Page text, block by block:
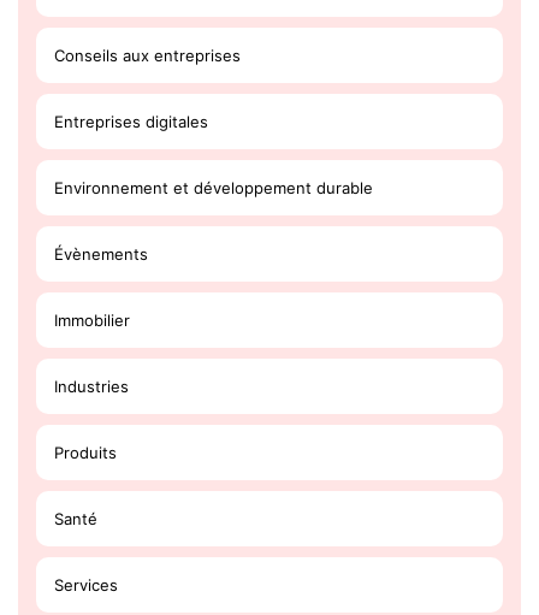
Conseils aux entreprises
Entreprises digitales
Environnement et développement durable
Évènements
Immobilier
Industries
Produits
Santé
Services